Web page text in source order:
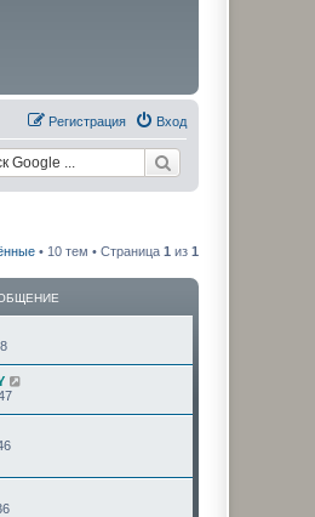
Вход
Регистрация
поиск
• 10 тем • Страница 1 из 1